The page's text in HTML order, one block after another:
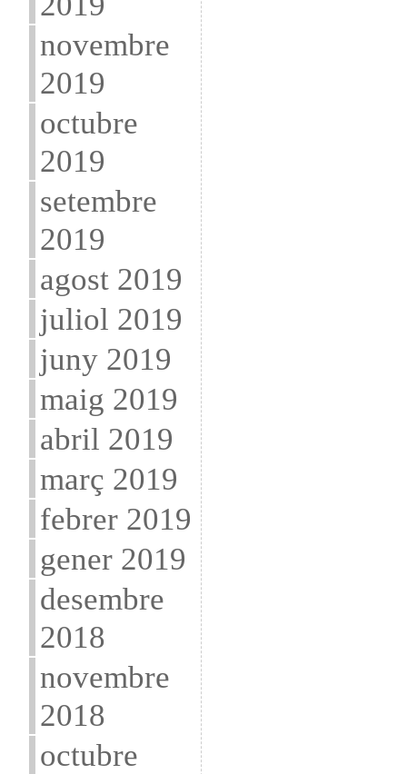
novembre
2019
octubre
2019
setembre
2019
agost 2019
juliol 2019
juny 2019
maig 2019
abril 2019
març 2019
febrer 2019
gener 2019
desembre
2018
novembre
2018
octubre